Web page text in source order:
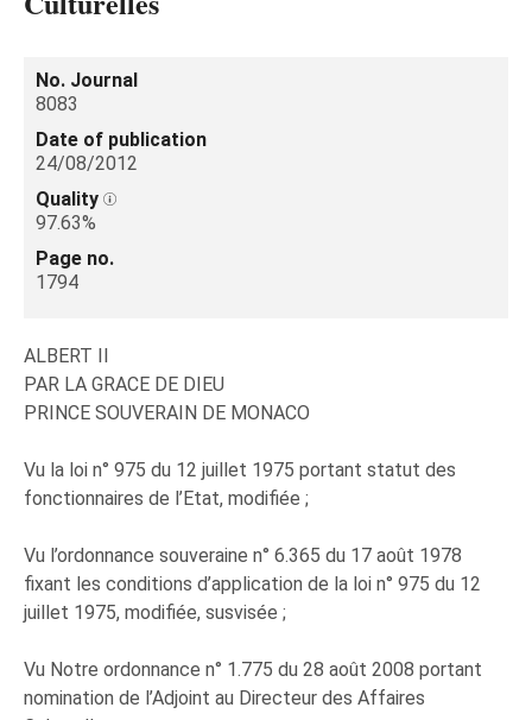
No. Journal
8083
Date of publication
24/08/2012
Quality
97.63%
Page no.
1794
ALBERT II
PAR LA GRACE DE DIEU
PRINCE SOUVERAIN DE MONACO
Vu la loi n° 975 du 12 juillet 1975 portant statut des
fonctionnaires de l’Etat, modifiée ;
Vu l’ordonnance souveraine n° 6.365 du 17 août 1978
fixant les conditions d’application de la loi n° 975 du 12
juillet 1975, modifiée, susvisée ;
Vu Notre ordonnance n° 1.775 du 28 août 2008 portant
nomination de l’Adjoint au Directeur des Affaires